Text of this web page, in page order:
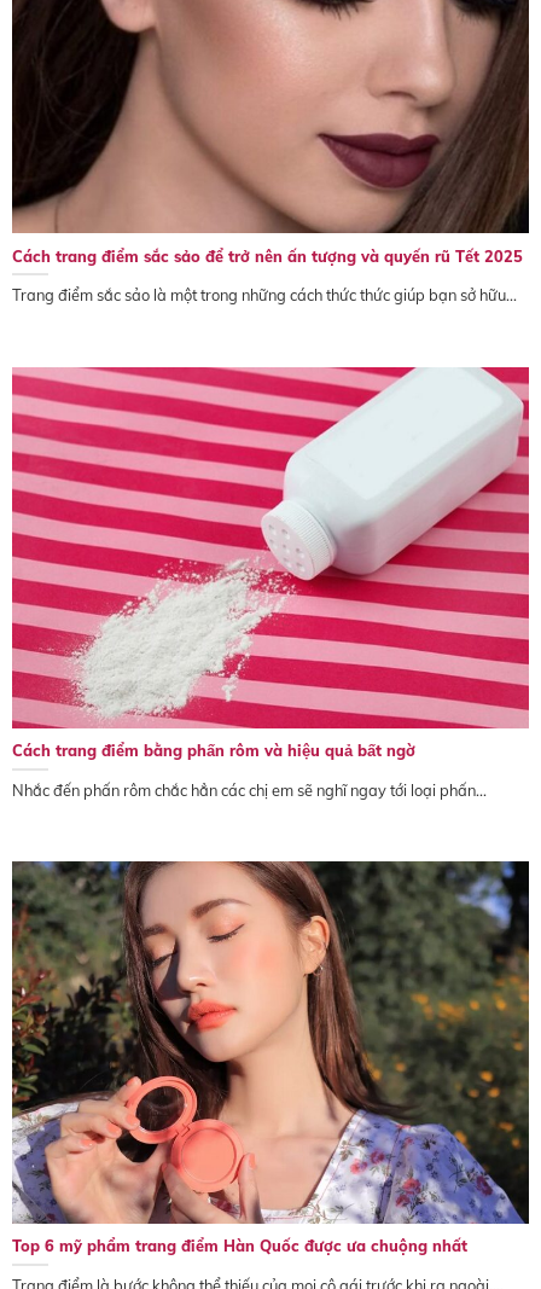
Cách trang điểm sắc sảo để trở nên ấn tượng và quyến rũ Tết 2025
Trang điểm sắc sảo là một trong những cách thức thức giúp bạn sở hữu...
Cách trang điểm bằng phấn rôm và hiệu quả bất ngờ
Nhắc đến phấn rôm chắc hẳn các chị em sẽ nghĩ ngay tới loại phấn...
Top 6 mỹ phẩm trang điểm Hàn Quốc được ưa chuộng nhất